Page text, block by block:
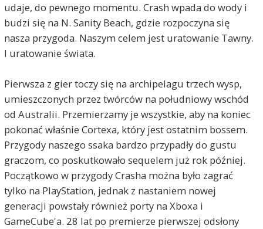
udaje, do pewnego momentu. Crash wpada do wody i
budzi się na N. Sanity Beach, gdzie rozpoczyna się
nasza przygoda. Naszym celem jest uratowanie Tawny.
I uratowanie świata.
Pierwsza z gier toczy się na archipelagu trzech wysp,
umieszczonych przez twórców na południowy wschód
od Australii. Przemierzamy je wszystkie, aby na koniec
pokonać właśnie Cortexa, który jest ostatnim bossem.
Przygody naszego ssaka bardzo przypadły do gustu
graczom, co poskutkowało sequelem już rok później.
Początkowo w przygody Crasha można było zagrać
tylko na PlayStation, jednak z nastaniem nowej
generacji powstały również porty na Xboxa i
GameCube'a. 28 lat po premierze pierwszej odsłony